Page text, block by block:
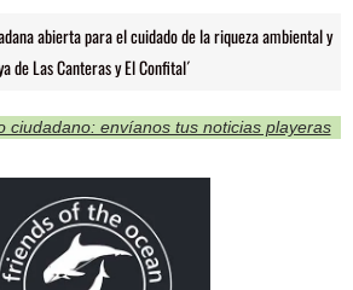
abierta para el cuidado de la riqueza ambiental y
de Las Canteras y El Confital´
ciudadano: envíanos tus noticias playeras